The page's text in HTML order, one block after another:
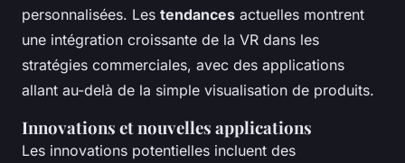
personnalisées. Les tendances actuelles montrent
une intégration croissante de la VR dans les
stratégies commerciales, avec des applications
allant au-delà de la simple visualisation de produits.
Innovations et nouvelles applications
Les innovations potentielles incluent des